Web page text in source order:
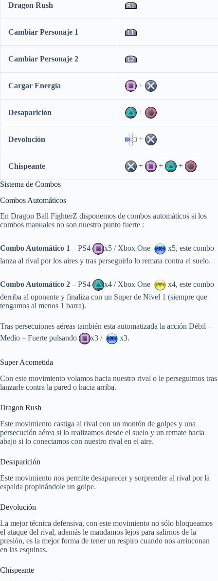
Dragon Rush
Cambiar Personaje 1
Cambiar Personaje 2
Cargar Energía +
Desaparición +
Devolución +
Chispeante + + +
Sistema de Combos
Combos Automáticos
En Dragon Ball FighterZ disponemos de combos automáticos si los
combos manuales no son nuestro punto fuerte :
Combo Automático 1 – PS4 x5 / Xbox One
x5, este combo
lanza al rival por los aires y tras perseguirlo lo remata contra el suelo.
Combo Automático 2 – PS4 x4 / Xbox One
x4, este combo
derriba al oponente y finaliza con un Super de Nivel 1 (siempre que
tengamos al menos 1 barra).
Tras persecuiones aéreas también esta automatizada la acción Débil –
Medio – Fuerte pulsando
x3 / x3.
Super Acometida
Con este movimiento volamos hacia nuestro rival o le perseguimos tras
lanzarle contra la pared o hacia arriba.
Dragon Rush
Este movimiento castiga al rival con un montón de golpes y una
persecución aérea si lo realizamos desde el suelo y un remate hacia
abajo si lo conectamos con nuestro rival en el aire.
Desaparición
Este movimiento nos permite desaparecer y sorprender al rival por la
espalda propinándole un golpe.
Devolución
La mejor técnica defensiva, con este movimiento no sólo bloqueamos
el ataque del rival, además le mandamos lejos para salirnos de la
presión, es la mejor forma de tener un respiro cuando nos arrinconan
en las esquinas.
Chispeante